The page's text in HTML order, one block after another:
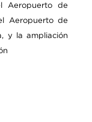
Aeropuerto de
Aeropuerto de
y la ampliación